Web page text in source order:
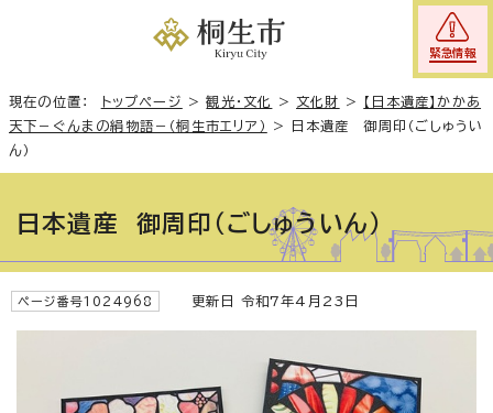
緊急情報
現在の位置： トップページ >観光・文化 >文化財 >
【日本遺産】かかあ
天下－ぐんまの絹物語－（桐生市エリア）
>
日本遺産 御周印（ごしゅうい
ん）
日本遺産 御周印（ごしゅういん）
ページ番号1024968 更新日 令和7年4月23日